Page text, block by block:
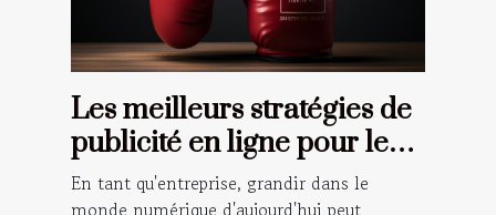
Les meilleurs stratégies de
publicité en ligne pour les
petites entreprises
En tant qu'entreprise, grandir dans le
monde numérique d'aujourd'hui peut